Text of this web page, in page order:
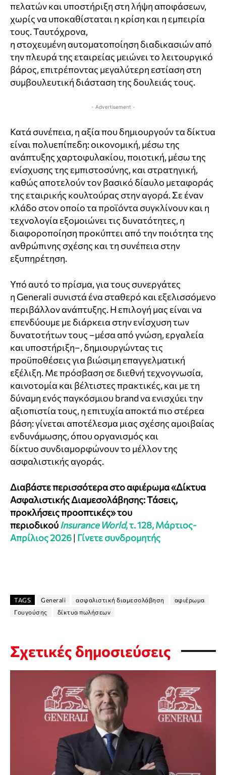
πελατών και υποστήριξη στη λήψη αποφάσεων,
χωρίς να υποκαθίσταται η κρίση και η εμπειρία
τους. Ταυτόχρονα,
η στοχευμένη αυτοματοποίηση διαδικασιών από
την πλευρά της εταιρείας μειώνει το λειτουργικό
βάρος, επιτρέποντας μεγαλύτερη εστίαση στη
συμβουλευτική διάσταση της δουλειάς τους.
- Advertisement -
Κατά συνέπεια, η αξία που δημιουργούν τα δίκτυα
είναι πολυεπίπεδη: οικονομική, μέσω της
ανάπτυξης χαρτοφυλακίου, ποιοτική, μέσω της
ενίσχυσης της εμπιστοσύνης, και στρατηγική,
καθώς αποτελούν τον βασικό δίαυλο μεταφοράς
της εταιρικής κουλτούρας στην αγορά. Σε έναν
κλάδο στον οποίο τα προϊόντα συγκλίνουν και η
τεχνολογία εξομοιώνει τις δυνατότητες, η
διαφοροποίηση προκύπτει από την ποιότητα της
ανθρώπινης σχέσης και τη συνέπεια στην
εξυπηρέτηση.
Υπό αυτό το πρίσμα, για τους συνεργάτες
η Generali συνιστά ένα σταθερό και εξελισσόμενο
περιβάλλον ανάπτυξης. Η επιλογή μας είναι να
επενδύουμε με διάρκεια στην ενίσχυση των
δυνατοτήτων τους –μέσα από γνώση, εργαλεία
και υποστήριξη–, δημιουργώντας τις
προϋποθέσεις για βιώσιμη επαγγελματική
εξέλιξη. Με πρόσβαση σε διεθνή τεχνογνωσία,
καινοτομία και βέλτιστες πρακτικές, και με τη
δύναμη ενός παγκόσμιουbrandνα ενισχύει την
αξιοπιστία τους, η επιτυχία αποκτά πιο στέρεα
βάση: γίνεται αποτέλεσμα μιας σχέσης αμοιβαίας
ενδυνάμωσης, όπου οργανισμός και
δίκτυο συνδιαμορφώνουν το μέλλον της
ασφαλιστικής αγοράς.
Διαβάστε περισσότερα στο αφιέρωμα «Δίκτυα
Ασφαλιστικής Διαμεσολάβησης: Τάσεις,
προκλήσεις προοπτικές» του
περιοδικού Insurance World, τ. 128, Μάρτιος-
Απρίλιος 2026| Γίνετε συνδρομητής
TAGS Generali ασφαλιστική διαμεσολάβηση
αφιέρωμα
Γουγούσης
δίκτυα πωλήσεων
Σχετικές δημοσιεύσεις